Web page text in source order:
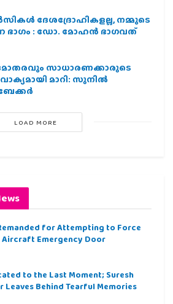
ദേശദ്രോഹികളല്ല, നമ്മുടെ
ഭാഗം : ഡോ. മോഹന്‍ ഭാഗവത്
സാധാരണക്കാരുടെ
മാറി: സുനിൽ
LOAD MORE
for Attempting to Force
Aircraft Emergency Door
to the Last Moment; Suresh
Leaves Behind Tearful Memories